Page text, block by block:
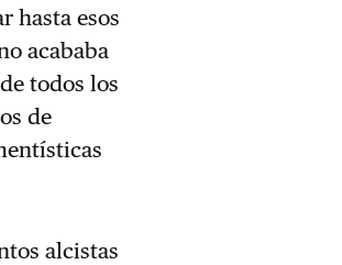
hasta esos
acababa
todos los
de
alcistas